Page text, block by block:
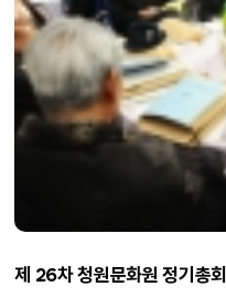
제 26차 청원문화원 정기총회